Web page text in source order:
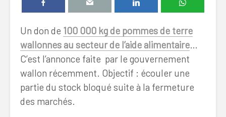
Un don de 100 000 kg de pommes de terre
wallonnes au secteur de l’aide alimentaire…
C’est l’annonce faite par le gouvernement
wallon récemment. Objectif : écouler une
partie du stock bloqué suite à la fermeture
des marchés.